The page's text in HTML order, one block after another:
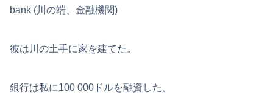
bank (川の端、金融機関)
彼は川の土手に家を建てた。
銀行は私に100 000ドルを融資した。